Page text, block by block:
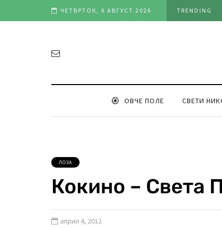
ЧЕТВРТОК, 6 АВГУСТ 2026 TRENDING
Сонце Илинден 2021
ОВЧЕ ПОЛЕ СВЕТИ
ЛОЗА
Кокино – Света
април 4, 2012